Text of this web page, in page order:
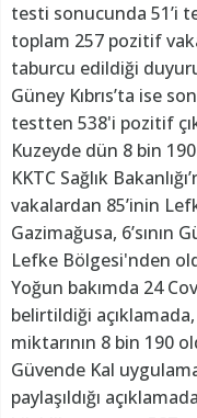
testi sonucunda 51’i
toplam 257 pozitif
taburcu edildiği
Güney Kıbrıs’ta ise
testten 538'i pozitif
Kuzeyde dün 8 bin 190
KKTC Sağlık
vakalardan 85’inin
Gazimağusa, 6’sının
Lefke Bölgesi'nden
Yoğun bakımda 24
belirtildiği
miktarının 8 bin 190
Güvende Kal
paylaşıldığı